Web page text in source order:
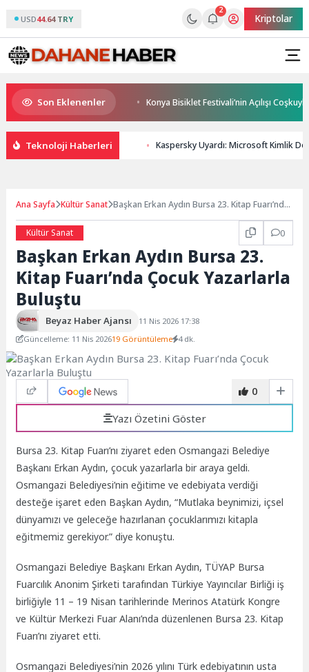
USD44.64 TRY
2
Kriptolar
Son Eklenenler
uygun bir tedavi değil! Konya Bisiklet Festivali’nin Açılışı Coşkuyla
Teknoloji Haberleri Kaspersky Uyardı: Microsoft Kimlik
Ana Sayfa Kültür Sanat Başkan Erkan Aydın Bursa 23. Kitap Fuarı’nda
Kültür Sanat
0
Başkan Erkan Aydın Bursa 23.
Kitap Fuarı’nda Çocuk Yazarlarla
Buluştu
Beyaz Haber Ajansı
11 Nis 2026 17:38
Güncelleme: 11 Nis 202619 Görüntüleme 4 dk.
0
Yazı Özetini Göster
Bursa 23. Kitap Fuarı’nı ziyaret eden Osmangazi Belediye
Başkanı Erkan Aydın, çocuk yazarlarla bir araya geldi.
Osmangazi Belediyesi’nin eğitime ve edebiyata verdiği
desteğe işaret eden Başkan Aydın, “Mutlaka beynimizi, içsel
dünyamızı ve geleceğe hazırlanan çocuklarımızı kitapla
eğitmemiz gerekiyor.” diye konuştu.
Osmangazi Belediye Başkanı Erkan Aydın, TÜYAP Bursa
Fuarcılık Anonim Şirketi tarafından Türkiye Yayıncılar Birliği iş
birliğiyle 11 – 19 Nisan tarihlerinde Merinos Atatürk Kongre
ve Kültür Merkezi Fuar Alanı’nda düzenlenen Bursa 23. Kitap
Fuarı’nı ziyaret etti.
Osmangazi Belediyesi’nin 2026 yılını Türk edebiyatının usta